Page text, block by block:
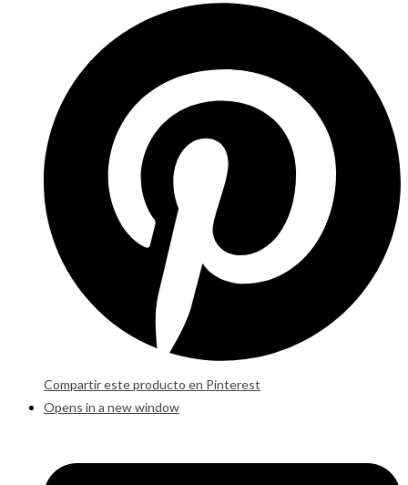
Compartir este producto en Pinterest
Opens in a new window